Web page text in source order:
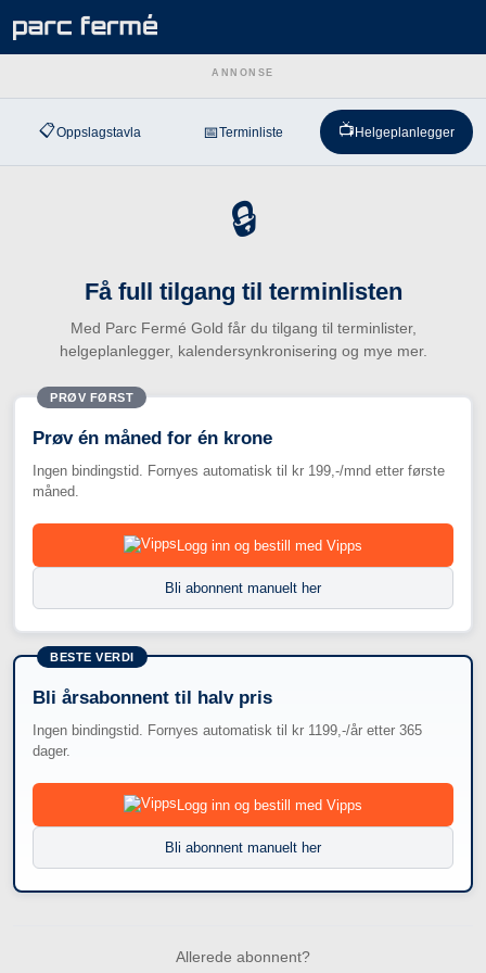
ANNONSE
📋Oppslagstavla 📅Terminliste 📺Helgeplanlegger
🔒
Få full tilgang til terminlisten
Med Parc Fermé Gold får du tilgang til terminlister,
helgeplanlegger, kalendersynkronisering og mye mer.
PRØV FØRST
Prøv én måned for én krone
Ingen bindingstid. Fornyes automatisk til kr 199,-/mnd etter første
måned.
Logg inn og bestill med Vipps
Bli abonnent manuelt her
BESTE VERDI
Bli årsabonnent til halv pris
Ingen bindingstid. Fornyes automatisk til kr 1199,-/år etter 365
dager.
Logg inn og bestill med Vipps
Bli abonnent manuelt her
Allerede abonnent?